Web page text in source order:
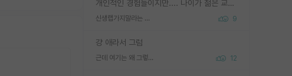
개인적인 경험들이지만.... 나이가 젊은 교수일수록 꼰대라는 가면을 쓴 채로 무례함을 행동하는 경우가 거의 90% 정도였음. 나이가 어린데 다른 또래들과 달리 명예, 권력, 재력까지 얻었으니 세상 다 가진 기분이겠지. 오히러 나이 든 교수들이 행동과 말을 더 조심하시더라.
신생랩가지말라는 이유가 있었구나 9
걍 애라서 그럼
근데 여기는 왜 그렇게 SPK를 물어보는거임? 12